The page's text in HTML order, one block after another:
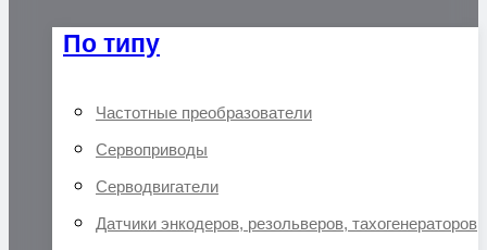
По типу
Частотные преобразователи
Сервоприводы
Серводвигатели
Датчики энкодеров, резольверов, тахогенераторов